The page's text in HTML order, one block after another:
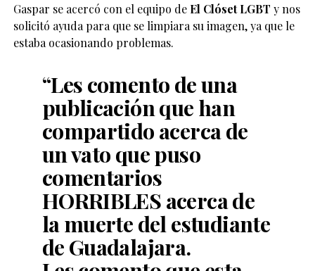
Gaspar se acercó con el equipo de El Clóset LGBT y nos
solicitó ayuda para que se limpiara su imagen, ya que le
estaba ocasionando problemas.
“Les comento de una
publicación que han
compartido acerca de
un vato que puso
comentarios
HORRIBLES acerca de
la muerte del estudiante
de Guadalajara.